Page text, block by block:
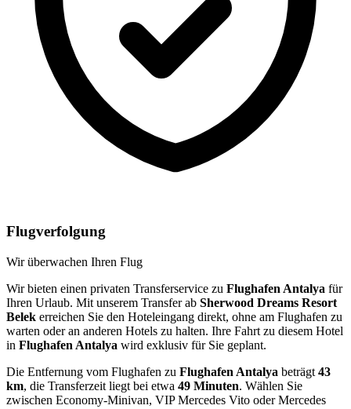
Flugverfolgung
Wir überwachen Ihren Flug
Wir bieten einen privaten Transferservice zu Flughafen Antalya für
Ihren Urlaub. Mit unserem Transfer ab Sherwood Dreams Resort
Belek erreichen Sie den Hoteleingang direkt, ohne am Flughafen zu
warten oder an anderen Hotels zu halten. Ihre Fahrt zu diesem Hotel
in Flughafen Antalya wird exklusiv für Sie geplant.
Die Entfernung vom Flughafen zu Flughafen Antalya beträgt 43
km, die Transferzeit liegt bei etwa 49 Minuten. Wählen Sie
zwischen Economy-Minivan, VIP Mercedes Vito oder Mercedes